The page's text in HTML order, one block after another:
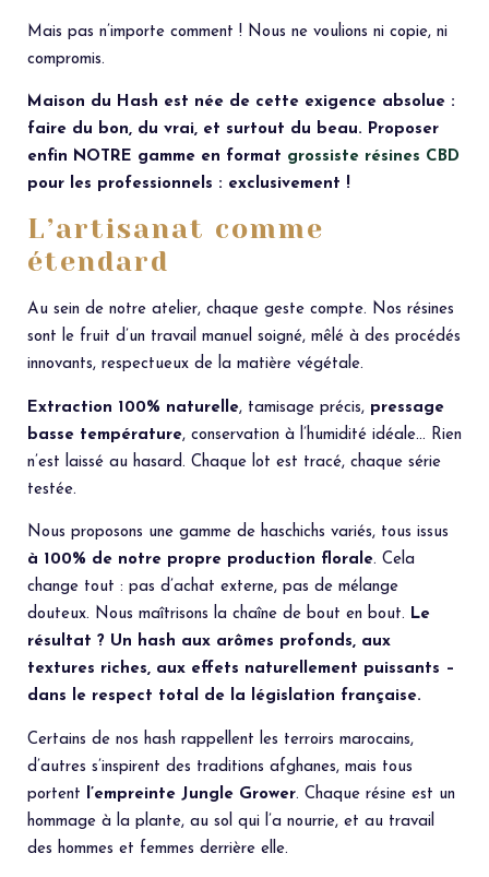
Mais pas n’importe comment ! Nous ne voulions ni copie, ni
compromis.
Maison du Hash est née de cette exigence absolue :
faire du bon, du vrai, et surtout du beau. Proposer
enfin NOTRE gamme en format grossiste résines CBD
pour les professionnels : exclusivement !
L’artisanat comme
étendard
Au sein de notre atelier, chaque geste compte. Nos résines
sont le fruit d’un travail manuel soigné, mêlé à des procédés
innovants, respectueux de la matière végétale.
Extraction 100% naturelle, tamisage précis, pressage
basse température, conservation à l’humidité idéale… Rien
n’est laissé au hasard. Chaque lot est tracé, chaque série
testée.
Nous proposons une gamme de haschichs variés, tous issus
à 100% de notre propre production florale. Cela
change tout : pas d’achat externe, pas de mélange
douteux. Nous maîtrisons la chaîne de bout en bout. Le
résultat ? Un hash aux arômes profonds, aux
textures riches, aux effets naturellement puissants –
dans le respect total de la législation française.
Certains de nos hash rappellent les terroirs marocains,
d’autres s’inspirent des traditions afghanes, mais tous
portent
l’empreinte Jungle Grower. Chaque résine est un
hommage à la plante, au sol qui l’a nourrie, et au travail
des hommes et femmes derrière elle.